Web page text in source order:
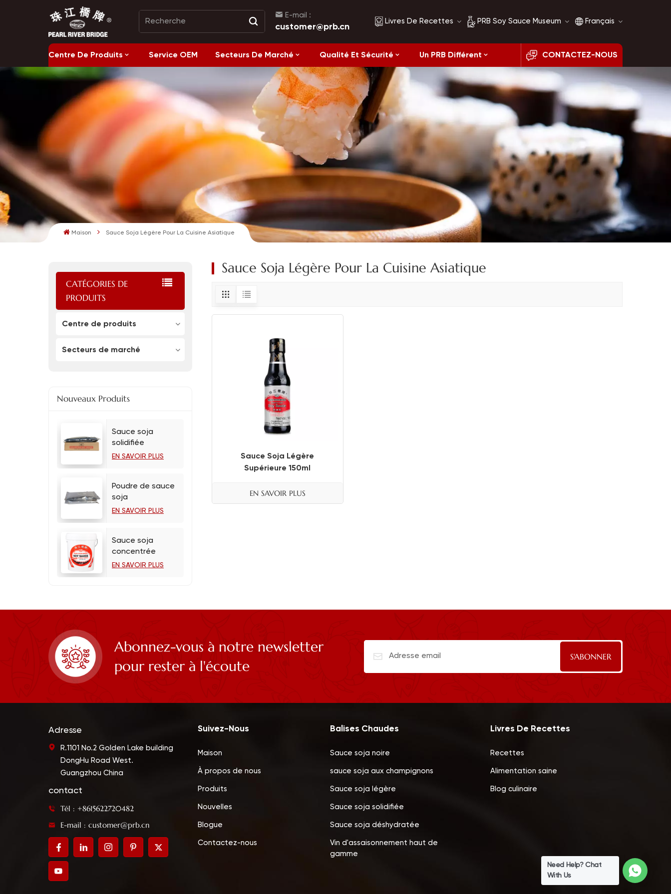
E-mail :
customer@prb.cn Livres De Recettes
Recettes
Alimentation saine
PRB Soy Sauce Museum
Histoire de la sauce
soja
Comparaison de la
sauce soja
Français
English
français
العربية
Centre De Produits Service OEM Secteurs De Marché Qualité Et Sécurité Un PRB Différent CONTACTEZ-NOUS
Maison Sauce Soja Légère Pour La Cuisine Asiatique
CATÉGORIES DE
PRODUITS
Centre de produits
Secteurs de marché
Nouveaux Produits
Sauce soja
solidifiée
EN SAVOIR PLUS
Poudre de sauce
soja
EN SAVOIR PLUS
Sauce soja
concentrée
EN SAVOIR PLUS
Sauce Soja Légère Pour La Cuisine Asiatique
Sauce Soja Légère
Supérieure 150ml
EN SAVOIR PLUS
Abonnez-vous à notre newsletter
pour rester à l'écoute
Adresse
R.1101 No.2 Golden Lake building
DongHu Road West.
Guangzhou China
contact
Tél : +8615622720482
E-mail : customer@prb.cn
Suivez-Nous
Maison
À propos de nous
Produits
Nouvelles
Blogue
Contactez-nous
Balises Chaudes
Sauce soja noire
sauce soja aux champignons
Sauce soja légère
Sauce soja solidifiée
Sauce soja déshydratée
Vin d'assaisonnement haut de
gamme
Livres De Recettes
Recettes
Alimentation saine
Blog culinaire
Need Help? Chat
With Us